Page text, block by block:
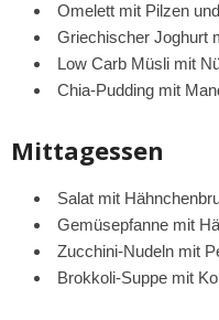
Omelett mit Pilzen
Griechischer Joghurt
Low Carb Müsli mit
Chia-Pudding mit
Mittagessen
Salat mit
Gemüsepfanne mit
Zucchini-Nudeln mit
Brokkoli-Suppe mit